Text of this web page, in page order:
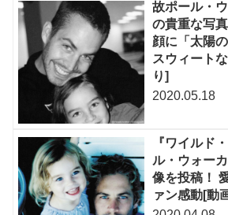
故ポール・
の貴重な写
顔に「太陽
スウィート
り]
2020.05.18
『ワイルド
ル・ウォー
像を投稿！
ァン感動[動